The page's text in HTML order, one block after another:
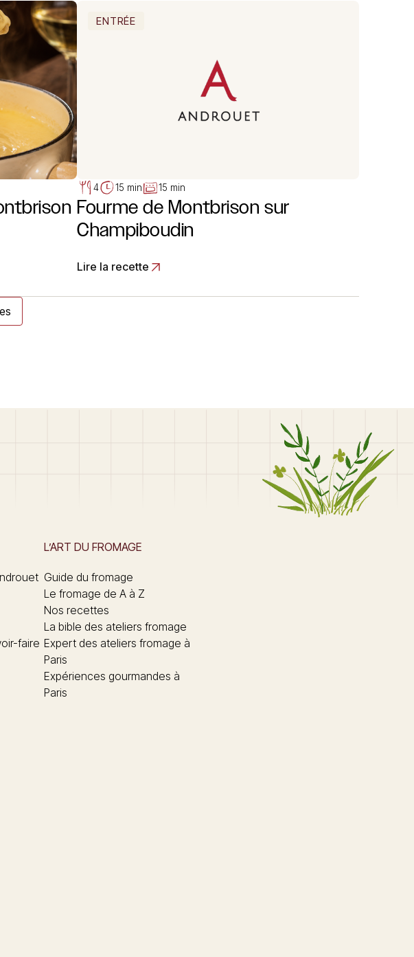
ENTRÉE
4 15 min 15 min
Fourme de Montbrison sur
Champiboudin
Lire la recette
faire
L’ART DU FROMAGE
Guide du fromage
Le fromage de A à Z
Nos recettes
La bible des ateliers fromage
Expert des ateliers fromage à
Paris
Expériences gourmandes à
Paris